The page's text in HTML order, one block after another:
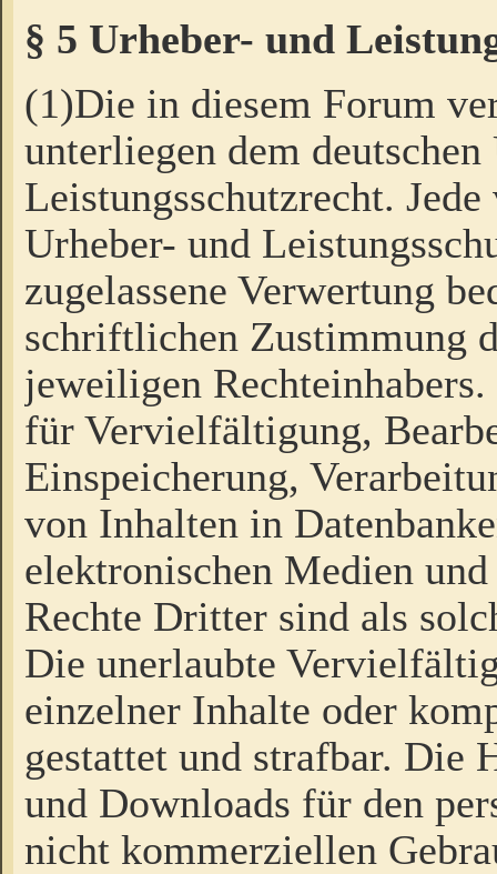
§ 5 Urheber- und
(1)Die in diesem Forum
unterliegen dem
Leistungsschutzrecht.
Urheber- und
zugelassene Verwertung
schriftlichen Zustimmung
jeweiligen
für Vervielfältigung,
Einspeicherung,
von Inhalten in
elektronischen Medien
Rechte Dritter sind als
Die unerlaubte
einzelner Inhalte oder
gestattet und strafbar. Die
und Downloads für den
nicht kommerziellen